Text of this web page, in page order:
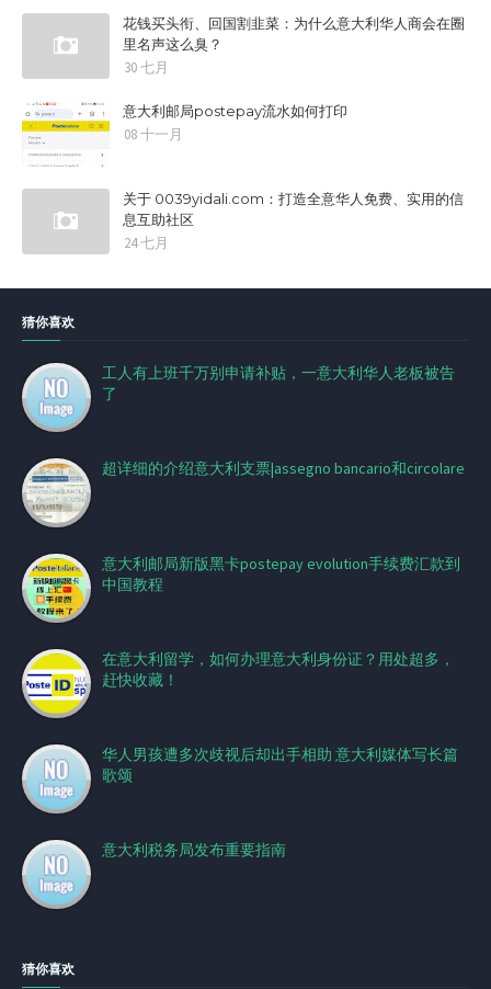
花钱买头衔、回国割韭菜：为什么意大利华人商会在圈
里名声这么臭？
30 七月
意大利邮局postepay流水如何打印
08 十一月
关于 0039yidali.com：打造全意华人免费、实用的信
息互助社区
24 七月
猜你喜欢
工人有上班千万别申请补贴，一意大利华人老板被告
了
超详细的介绍意大利支票|assegno bancario和circolare
意大利邮局新版黑卡postepay evolution手续费汇款到
中国教程
在意大利留学，如何办理意大利身份证？用处超多，
赶快收藏！
华人男孩遭多次歧视后却出手相助 意大利媒体写长篇
歌颂
意大利税务局发布重要指南
猜你喜欢